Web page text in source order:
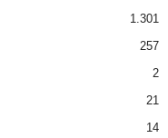
1.301
257
2
21
14